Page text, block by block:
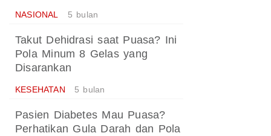
NASIONAL 5 bulan
Takut Dehidrasi saat Puasa? Ini
Pola Minum 8 Gelas yang
Disarankan
KESEHATAN 5 bulan
Pasien Diabetes Mau Puasa?
Perhatikan Gula Darah dan Pola